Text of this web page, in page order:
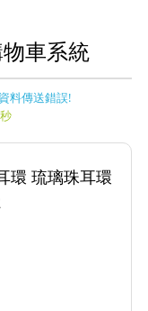
車系統
料傳送錯誤!
環 琉璃珠耳環